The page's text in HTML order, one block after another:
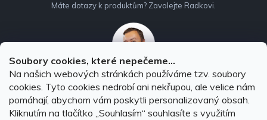
Soubory cookies, které nepečeme...
Na našich webových stránkách používáme tzv. soubory
cookies. Tyto cookies nedrobí ani nekřupou, ale velice nám
pomáhají, abychom vám poskytli personalizovaný obsah.
Kliknutím na tlačítko ,,Souhlasím“ souhlasíte s využitím
Máte dotazy k produktům? Zavolejte Radkovi.
732 147 896 (Po–Pá: 8–16:00)
info@autodoplnky-obchod.cz